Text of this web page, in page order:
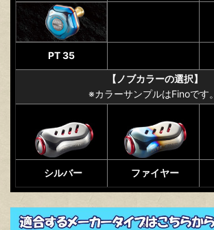
PT 35
【ノブカラーの選択】
※カラーサンプルはFinoです。
シルバー ファイヤー